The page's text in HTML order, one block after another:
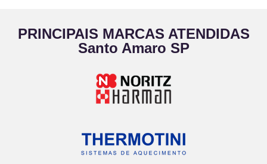
PRINCIPAIS MARCAS ATENDIDAS
Santo Amaro SP